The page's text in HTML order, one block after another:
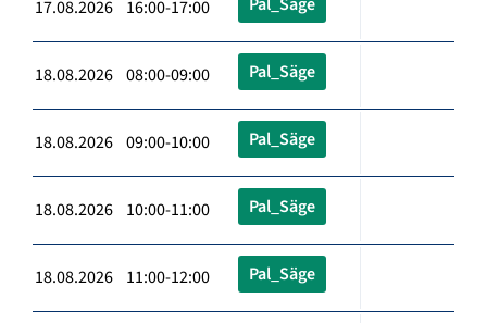
17.08.2026 16:00-17:00
18.08.2026 08:00-09:00 Pal_Säge
18.08.2026 09:00-10:00 Pal_Säge
18.08.2026 10:00-11:00 Pal_Säge
18.08.2026 11:00-12:00 Pal_Säge